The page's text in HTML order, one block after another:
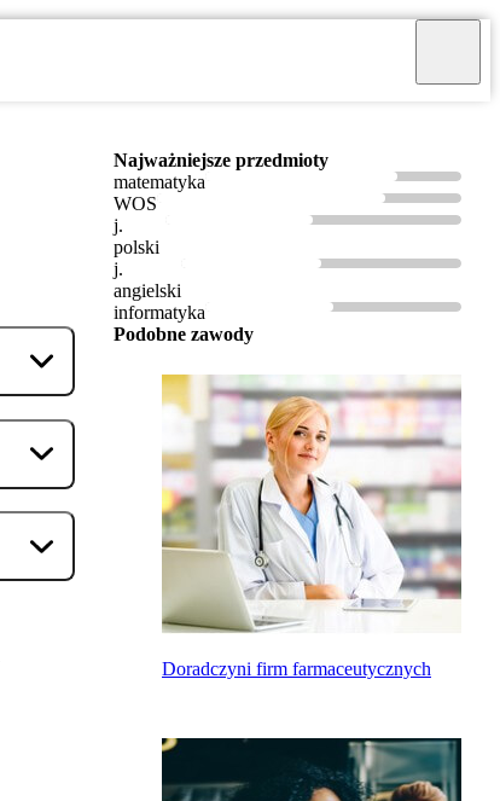
Najważniejsze przedmioty
matematyka
WOS
j.
polski
j.
angielski
informatyka
Podobne zawody
Doradczyni firm farmaceutycznych